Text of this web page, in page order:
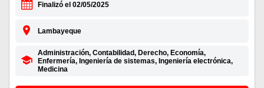
Finalizó el 02/05/2025
Lambayeque
Administración, Contabilidad, Derecho, Economía,
Enfermería, Ingeniería de sistemas, Ingeniería electrónica,
Medicina